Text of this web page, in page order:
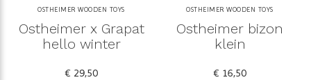
OSTHEIMER WOODEN TOYS
Ostheimer x Grapat
hello winter
€ 29,50
OSTHEIMER WOODEN TOYS
Ostheimer bizon
klein
€ 16,50